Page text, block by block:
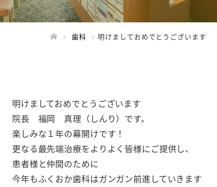
歯科 明けましておめでとうございます
明けましておめでとうございます
院長 福岡 真理（しんり）です。
楽しみな１年の幕開けです！
更なる最先端治療をよりよく皆様にご提供し、
患者様と仲間のために
今年もふくおか歯科はガンガン前進していきます